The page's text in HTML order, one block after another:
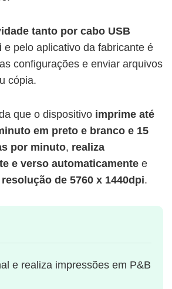
tanto por cabo USB
e pelo aplicativo da fabricante é
configurações e enviar arquivos
cópia.
que o dispositivo imprime até
em preto e branco e 15
por minuto, realiza
e verso automaticamente e
de 5760 x 1440dpi.
e realiza impressões em P&B